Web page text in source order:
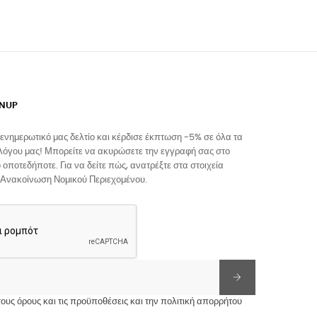
μας δελτίο και κέρδισε έκπτωση -5% σε όλα τα
μας! Μπορείτε να ακυρώσετε την εγγραφή σας στο
οποτεδήποτε. Για να δείτε πώς, ανατρέξτε στα στοιχεία
Νομικού Περιεχομένου.
όρους και τις προϋποθέσεις και την πολιτική απορρήτου